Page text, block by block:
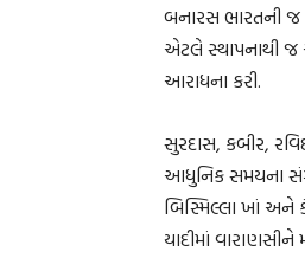
બનારસ ભારતની જ
એટલે સ્થાપનાથી
આરાધના કરી.
સુરદાસ, કબીર,
આધુનિક સમયના
બિસ્મિલ્લા ખાં અને
યાદીમાં